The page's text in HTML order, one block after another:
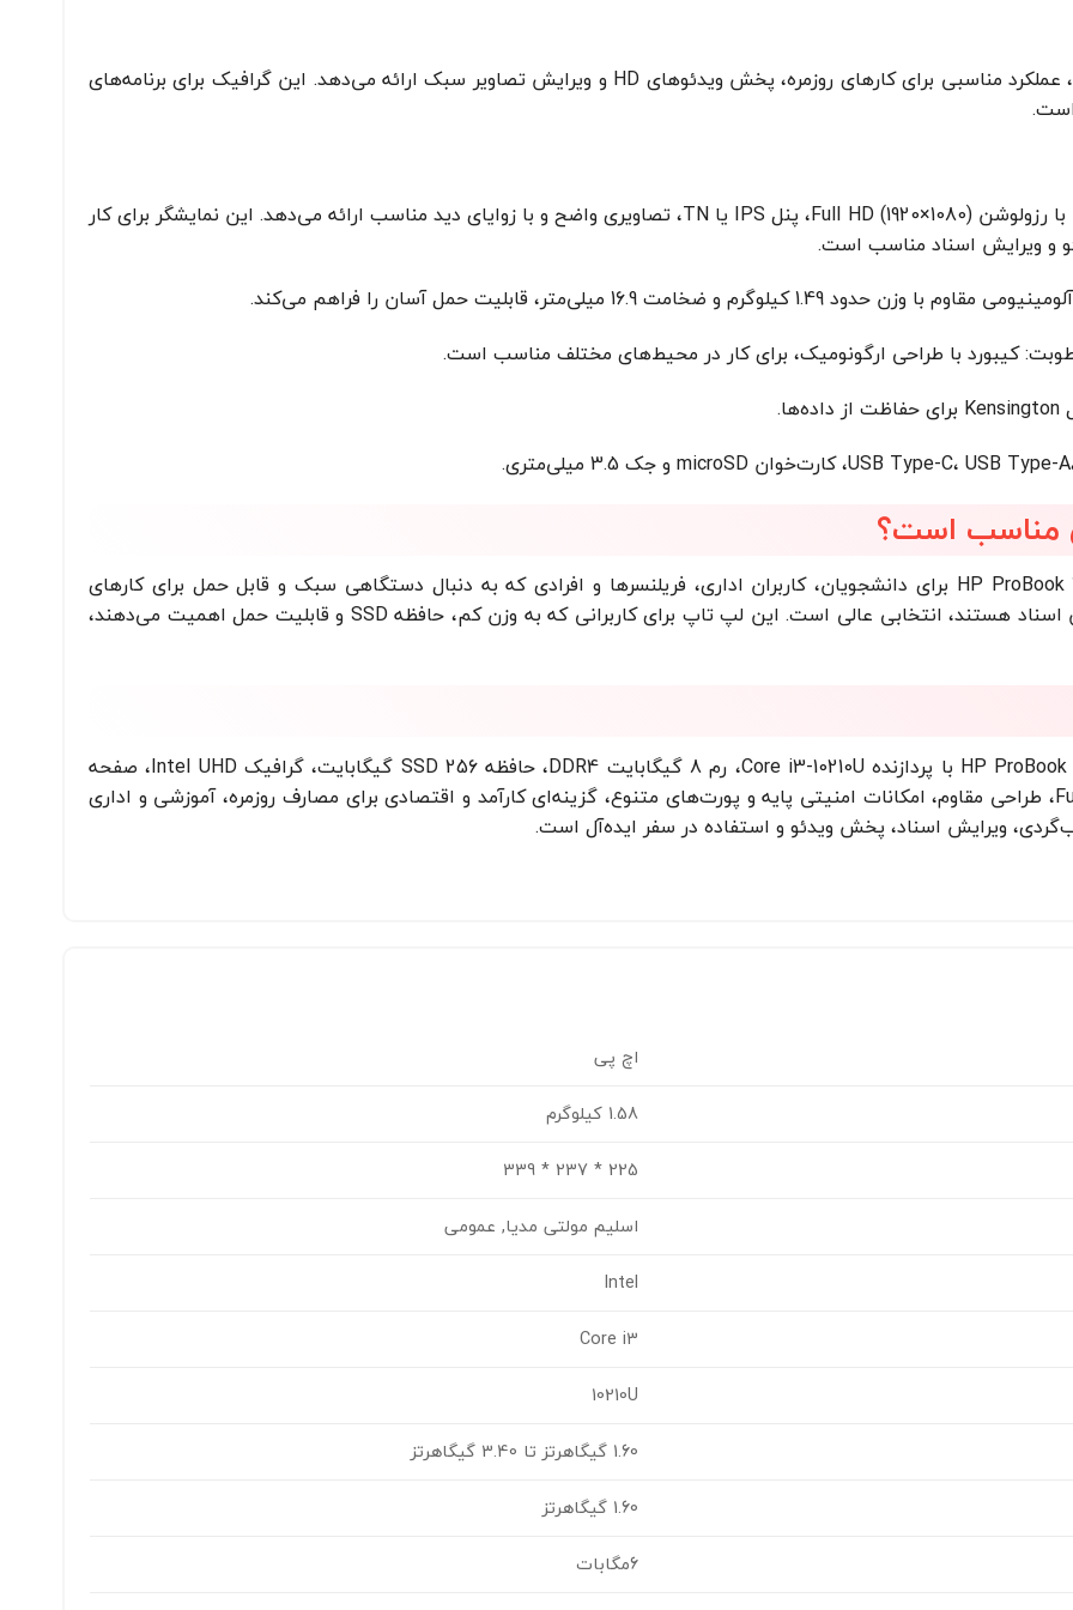
گرافیک آنبورد Intel UHD، عملکرد مناسبی برای کارهای روزمره، پخش ویدئوهای HD و ویرایش تصاویر سبک ارائه می‌دهد. این گرافیک برای برنامه‌های
صفحه نمایش 13.3 اینچی با رزولوشن Full HD (1920×1080)، پنل IPS یا TN، تصاویری واضح و با زوایای دید مناسب ارائه می‌دهد. این نمایشگر برای کار
و ویرایش اسناد مناسب است.
کیلوگرم و ضخامت 16.9 میلی‌متر، قابلیت حمل آسان را فراهم می‌کند.
رطوبت: کیبورد با طراحی ارگونومیک، برای کار در محیط‌های مختلف مناسب است.
مناسب است؟
لپ تاپ استوک HP ProBook 430 G7 برای دانشجویان، کاربران اداری، فریلنسرها و افرادی که به دنبال دستگاهی سبک و قابل حمل برای کارهای
روزمره، وب‌گردی و ویرایش اسناد هستند، انتخابی عالی است. این لپ تاپ برای کاربرانی که به وزن کم، حافظه SSD و قابلیت حمل اهمیت می‌دهند،
HP ProBook 430 G7 با پردازنده Core i3-10210U، رم 8 گیگابایت DDR4، حافظه SSD 256 گیگابایت، گرافیک Intel UHD، صفحه
نمایش 13.3 اینچی Full HD، طراحی مقاوم، امکانات امنیتی پایه و پورت‌های متنوع، گزینه‌ای کارآمد و اقتصادی برای مصارف روزمره، آموزشی و اداری
ویرایش اسناد، پخش ویدئو و استفاده در سفر ایده‌آل است.
اچ پی
1.58 کیلوگرم
225 * 237 * 339
اسلیم مولتی مدیا, عمومی
Intel
Core i3
10210U
1.60 گیگاهرتز تا 3.40 گیگاهرتز
1.60 گیگاهرتز
6مگابات